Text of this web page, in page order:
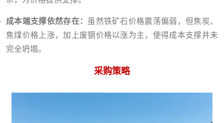
成本端支撑依然存在：
虽然铁矿石价格震荡偏弱，但焦炭、
焦煤价格上涨，加上废钢价格以涨为主，使得成本支撑并未
完全坍塌。
采购策略